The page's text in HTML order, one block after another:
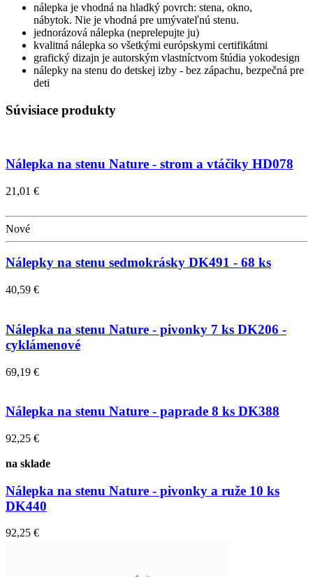
nálepka je vhodná na hladký povrch: stena, okno,
nábytok. Nie je vhodná pre umývateľnú stenu.
jednorázová nálepka (neprelepujte ju)
kvalitná nálepka so všetkými európskymi certifikátmi
grafický dizajn je autorským vlastníctvom štúdia yokodesign
nálepky na stenu do detskej izby - bez zápachu, bezpečná pre
deti
Súvisiace produkty
Nálepka na stenu Nature - strom a vtáčiky HD078
21,01 €
Nové
Nálepky na stenu sedmokrásky DK491 - 68 ks
40,59 €
Nálepka na stenu Nature - pivonky 7 ks DK206 -
cyklámenové
69,19 €
Nálepka na stenu Nature - paprade 8 ks DK388
92,25 €
na sklade
Nálepka na stenu Nature - pivonky a ruže 10 ks
DK440
92,25 €